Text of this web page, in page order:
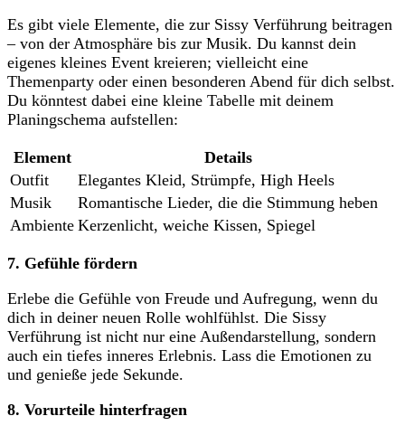
Es gibt viele Elemente, die zur Sissy Verführung beitragen
– ⁢von der⁤ Atmosphäre bis zur Musik. Du kannst dein
eigenes kleines‍ Event kreieren; vielleicht eine
Themenparty oder einen besonderen ​Abend für dich ‌selbst.
Du könntest dabei eine kleine Tabelle mit deinem
Planingschema aufstellen:
Element
Details
Outfit
Elegantes Kleid, Strümpfe, High Heels
Musik
Romantische Lieder, die die Stimmung heben
Ambiente Kerzenlicht, weiche Kissen, Spiegel
7. Gefühle fördern
Erlebe die Gefühle von Freude und⁤ Aufregung,⁣ wenn du
dich ​in deiner neuen Rolle wohlfühlst. Die Sissy
Verführung ist nicht ‌nur eine Außendarstellung, sondern
auch ein tiefes inneres Erlebnis. Lass die Emotionen zu
und genieße‍ jede Sekunde.
8. Vorurteile hinterfragen